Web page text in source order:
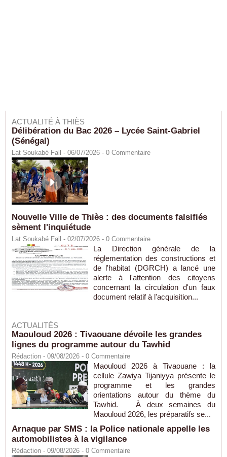
ACTUALITÉ À THIÈS
Délibération du Bac 2026 – Lycée Saint-Gabriel
(Sénégal)
Lat Soukabé Fall - 06/07/2026 - 0 Commentaire
Nouvelle Ville de Thiès : des documents falsifiés
sèment l'inquiétude
Lat Soukabé Fall - 02/07/2026 - 0 Commentaire
La Direction générale de la
réglementation des constructions et
de l'habitat (DGRCH) a lancé une
alerte à l'attention des citoyens
concernant la circulation d'un faux
document relatif à l'acquisition...
ACTUALITÉS
Maouloud 2026 : Tivaouane dévoile les grandes
lignes du programme autour du Tawhid
Rédaction - 09/08/2026 - 0 Commentaire
Maouloud 2026 à Tivaouane : la
cellule Zawiya Tijaniyya présente le
programme et les grandes
orientations autour du thème du
Tawhid. À deux semaines du
Maouloud 2026, les préparatifs se...
Arnaque par SMS : la Police nationale appelle les
automobilistes à la vigilance
Rédaction - 09/08/2026 - 0 Commentaire